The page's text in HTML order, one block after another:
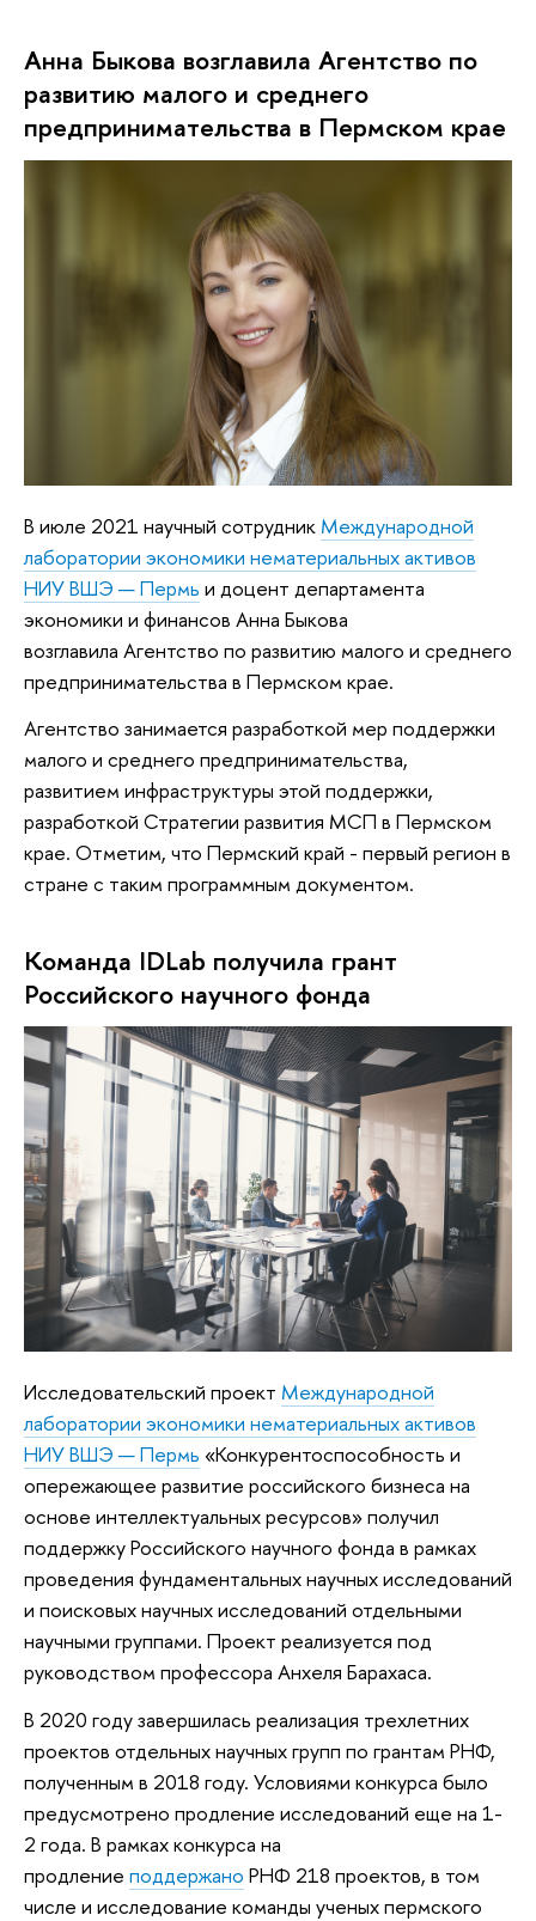
Анна Быкова возглавила Агентство по
развитию малого и среднего
предпринимательства в Пермском крае
В июле 2021 научный сотрудник Международной
лаборатории экономики нематериальных активов
НИУ ВШЭ — Пермь и доцент департамента
экономики и финансов Анна Быкова
возглавила Агентство по развитию малого и среднего
предпринимательства в Пермском крае.
Агентство занимается разработкой мер поддержки
малого и среднего предпринимательства,
развитием инфраструктуры этой поддержки,
разработкой Стратегии развития МСП в Пермском
крае. Отметим, что Пермский край - первый регион в
стране с таким программным документом.
Команда IDLab получила грант
Российского научного фонда
Исследовательский проект Международной
лаборатории экономики нематериальных активов
НИУ ВШЭ — Пермь «Конкурентоспособность и
опережающее развитие российского бизнеса на
основе интеллектуальных ресурсов» получил
поддержку Российского научного фонда в рамках
проведения фундаментальных научных исследований
и поисковых научных исследований отдельными
научными группами. Проект реализуется под
руководством профессора Анхеля Барахаса.
В 2020 году завершилась реализация трехлетних
проектов отдельных научных групп по грантам РНФ,
полученным в 2018 году. Условиями конкурса было
предусмотрено продление исследований еще на 1-
2 года. В рамках конкурса на
продление поддержано РНФ 218 проектов, в том
числе и исследование команды ученых пермского